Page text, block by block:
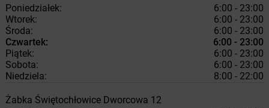
Poniedziałek:
6:00 - 23:00
Wtorek:
6:00 - 23:00
Środa:
6:00 - 23:00
Czwartek:
6:00 - 23:00
Piątek:
6:00 - 23:00
Sobota:
6:00 - 23:00
Niedziela:
8:00 - 22:00
Żabka Świętochłowice Dworcowa 12